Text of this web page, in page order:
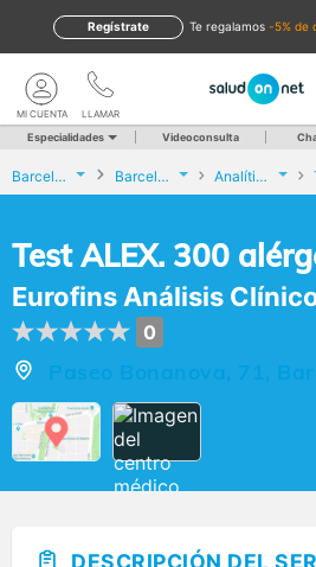
te regalamos -5% de
Regístrate
LLAMAR
MI CUENTA
Especialidades Videoconsulta
Barcelona Barcelona Analíticas y Genética
Test ALEX. 300
Eurofins Análisis
0
Paseo Bonanova, 71,